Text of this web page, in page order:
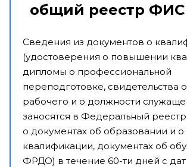
общий реестр
Сведения из документов о
(удостоверения о повышении
дипломы о профессиональной
переподготовке, свидетельства
рабочего и о должности
заносятся в Федеральный
о документах об образовании и о
квалификации, документах об
ФРДО) в течение 60-ти дней с